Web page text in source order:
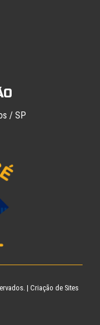
/ SP
| Criação de Sites